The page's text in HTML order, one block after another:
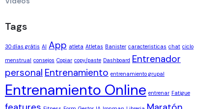
Tags
30 días grátis AI App atleta Atletas Banister caracteristicas chat ciclo
menstrual consejos Copiar copy/paste Dashboard Entrenador
personal Entrenamiento entrenamiento grupal
Entrenamiento Online entrenar Fatigue